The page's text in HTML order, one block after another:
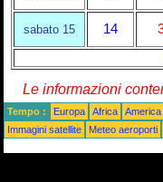
sabato 15 14
Le informazioni
Tempo : Europa Africa
Immagini satellite
Meteo aeroporti